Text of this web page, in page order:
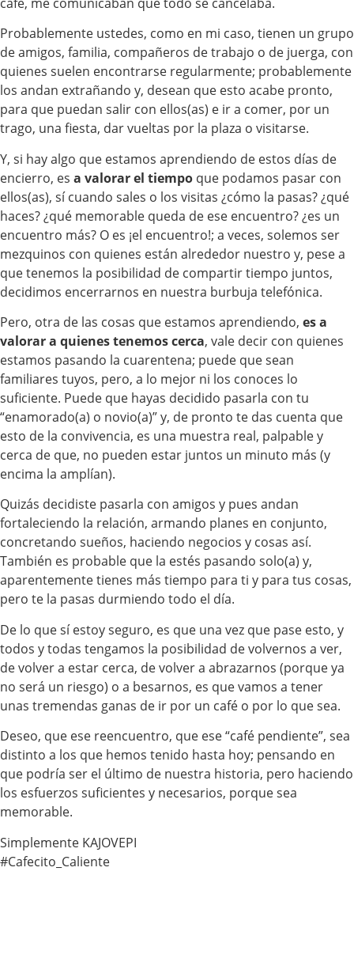
Probablemente ustedes, como en mi caso, tienen un grupo
de amigos, familia, compañeros de trabajo o de juerga, con
quienes suelen encontrarse regularmente; probablemente
los andan extrañando y, desean que esto acabe pronto,
para que puedan salir con ellos(as) e ir a comer, por un
trago, una fiesta, dar vueltas por la plaza o visitarse.
Y, si hay algo que estamos aprendiendo de estos días de
encierro, es a valorar el tiempo que podamos pasar con
ellos(as), sí cuando sales o los visitas ¿cómo la pasas? ¿qué
haces? ¿qué memorable queda de ese encuentro? ¿es un
encuentro más? O es ¡el encuentro!; a veces, solemos ser
mezquinos con quienes están alrededor nuestro y, pese a
que tenemos la posibilidad de compartir tiempo juntos,
decidimos encerrarnos en nuestra burbuja telefónica.
Pero, otra de las cosas que estamos aprendiendo, es a
valorar a quienes tenemos cerca, vale decir con quienes
estamos pasando la cuarentena; puede que sean
familiares tuyos, pero, a lo mejor ni los conoces lo
suficiente. Puede que hayas decidido pasarla con tu
“enamorado(a) o novio(a)” y, de pronto te das cuenta que
esto de la convivencia, es una muestra real, palpable y
cerca de que, no pueden estar juntos un minuto más (y
encima la amplían).
Quizás decidiste pasarla con amigos y pues andan
fortaleciendo la relación, armando planes en conjunto,
concretando sueños, haciendo negocios y cosas así.
También es probable que la estés pasando solo(a) y,
aparentemente tienes más tiempo para ti y para tus cosas,
pero te la pasas durmiendo todo el día.
De lo que sí estoy seguro, es que una vez que pase esto, y
todos y todas tengamos la posibilidad de volvernos a ver,
de volver a estar cerca, de volver a abrazarnos (porque ya
no será un riesgo) o a besarnos, es que vamos a tener
unas tremendas ganas de ir por un café o por lo que sea.
Deseo, que ese reencuentro, que ese “café pendiente”, sea
distinto a los que hemos tenido hasta hoy; pensando en
que podría ser el último de nuestra historia, pero haciendo
los esfuerzos suficientes y necesarios, porque sea
memorable.
Simplemente KAJOVEPI
#Cafecito_Caliente